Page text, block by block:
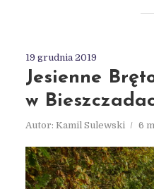
19 grudnia 2019
Jesienne
w
Autor: Kamil Sulewski 6